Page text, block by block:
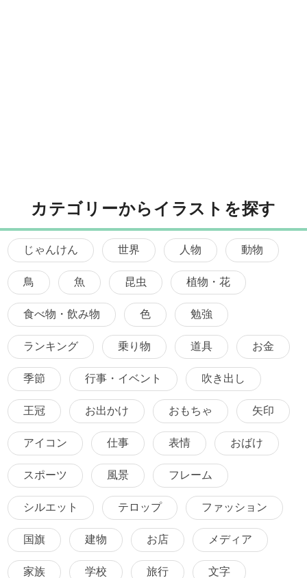
カテゴリーからイラストを探す
じゃんけん 世界 人物 動物
鳥 魚 昆虫 植物・花
食べ物・飲み物 色 勉強
ランキング 乗り物 道具 お金
季節 行事・イベント 吹き出し
王冠 お出かけ おもちゃ 矢印
アイコン 仕事 表情 おばけ
スポーツ 風景 フレーム
シルエット テロップ ファッション
国旗 建物 お店 メディア
家族 学校 旅行 文字